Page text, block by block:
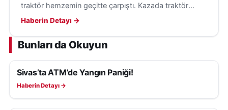
traktör hemzemin geçitte çarpıştı. Kazada traktör
sürücüsü yaralandı, olayla ilgili inceleme başlatıldı.
Haberin Detayı →
Bunları da Okuyun
ASAYIŞ
Sivas’ta ATM’de Yangın Paniği!
Haberin Detayı →